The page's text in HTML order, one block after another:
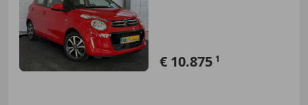
€ 10.875 1